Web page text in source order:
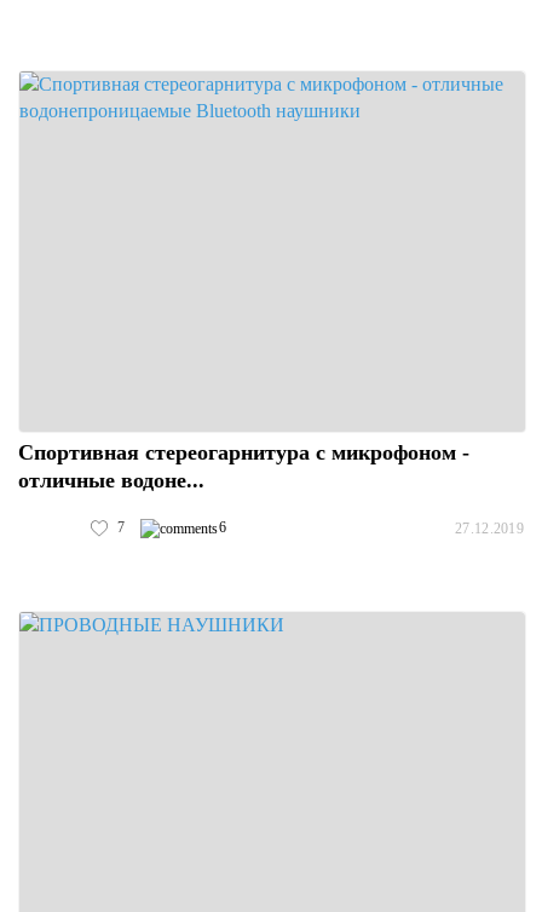
Спортивная стереогарнитура с микрофоном -
отличные водоне...
7 6 27.12.2019